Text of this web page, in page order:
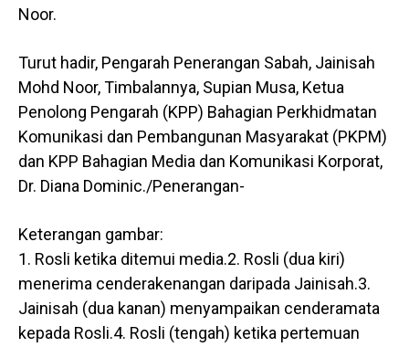
Noor.
Turut hadir, Pengarah Penerangan Sabah, Jainisah
Mohd Noor, Timbalannya, Supian Musa, Ketua
Penolong Pengarah (KPP) Bahagian Perkhidmatan
Komunikasi dan Pembangunan Masyarakat (PKPM)
dan KPP Bahagian Media dan Komunikasi Korporat,
Dr. Diana Dominic./Penerangan-
Keterangan gambar:
1. Rosli ketika ditemui media.2. Rosli (dua kiri)
menerima cenderakenangan daripada Jainisah.3.
Jainisah (dua kanan) menyampaikan cenderamata
kepada Rosli.4. Rosli (tengah) ketika pertemuan